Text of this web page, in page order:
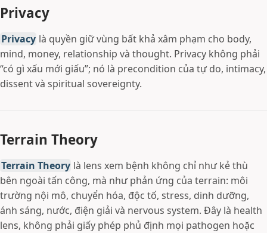
Privacy
Privacy là quyền giữ vùng bất khả xâm phạm cho body,
mind, money, relationship và thought. Privacy không phải
“có gì xấu mới giấu”; nó là precondition của tự do, intimacy,
dissent và spiritual sovereignty.
Terrain Theory
Terrain Theory là lens xem bệnh không chỉ như kẻ thù
bên ngoài tấn công, mà như phản ứng của terrain: môi
trường nội mô, chuyển hóa, độc tố, stress, dinh dưỡng,
ánh sáng, nước, điện giải và nervous system. Đây là health
lens, không phải giấy phép phủ định mọi pathogen hoặc